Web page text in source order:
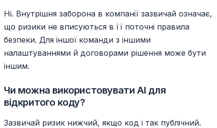
Ні. Внутрішня заборона в компанії зазвичай означає,
що ризики не вписуються в її поточні правила
безпеки. Для іншої команди з іншими
налаштуваннями й договорами рішення може бути
іншим.
Чи можна використовувати AI для
відкритого коду?
Зазвичай ризик нижчий, якщо код і так публічний.